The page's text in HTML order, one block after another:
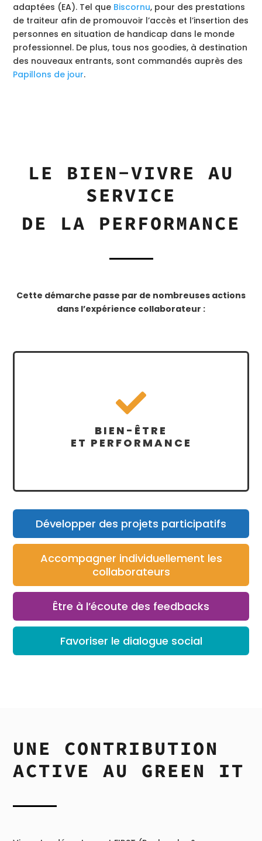
adaptées (EA). Tel que Biscornu, pour des prestations
de traiteur afin de promouvoir l’accès et l’insertion des
personnes en situation de handicap dans le monde
professionnel. De plus, tous nos goodies, à destination
des nouveaux entrants, sont commandés auprès des
Papillons de jour.
LE BIEN-VIVRE AU
SERVICE
DE LA PERFORMANCE
Cette démarche passe par de nombreuses actions
dans l’expérience collaborateur :

BIEN-ÊTRE
ET PERFORMANCE
Développer des projets participatifs
Accompagner individuellement les
collaborateurs
Être à l’écoute des feedbacks
Favoriser le dialogue social
UNE CONTRIBUTION
ACTIVE AU GREEN IT